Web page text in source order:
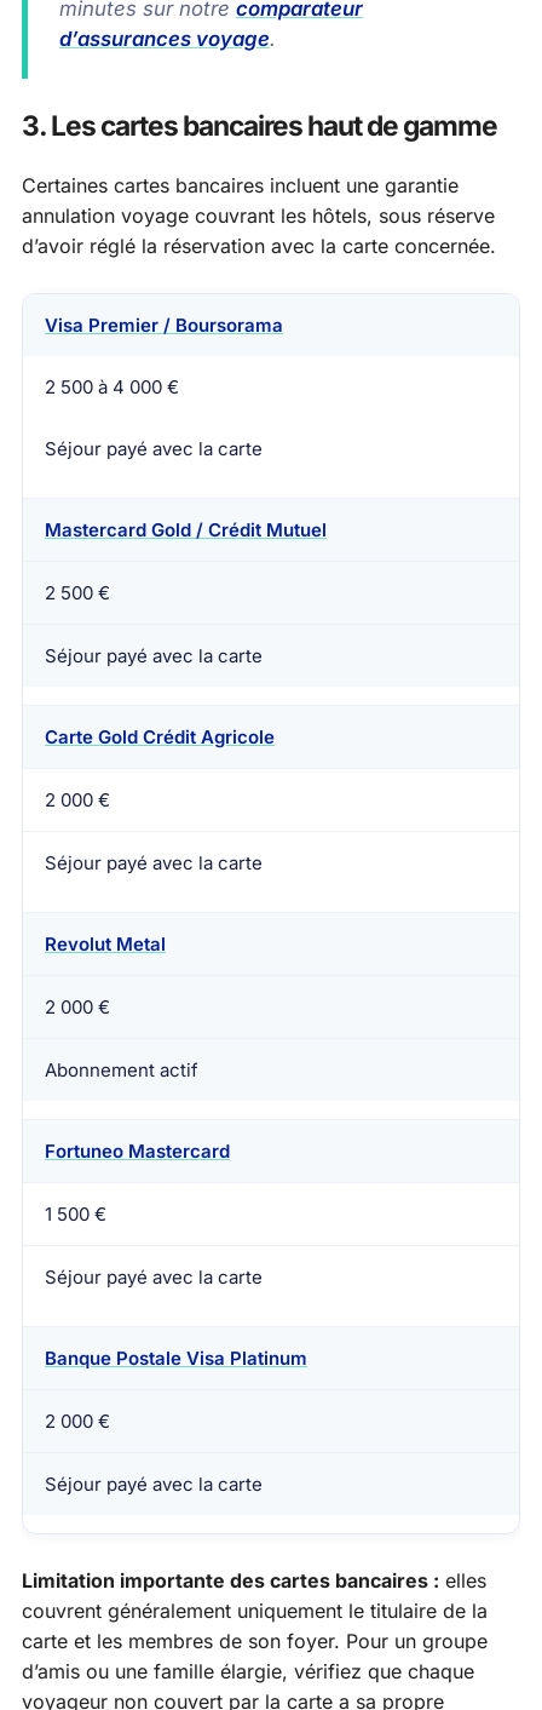
minutes sur notre comparateur
d’assurances voyage.
3. Les cartes bancaires haut de gamme
Certaines cartes bancaires incluent une garantie
annulation voyage couvrant les hôtels, sous réserve
d’avoir réglé la réservation avec la carte concernée.
Carte Plafond annulation hôtel
Visa Premier / Boursorama
2 500 à 4 000 €
Séjour payé avec la carte
Mastercard Gold / Crédit Mutuel
2 500 €
Séjour payé avec la carte
Carte Gold Crédit Agricole
2 000 €
Séjour payé avec la carte
Revolut Metal
2 000 €
Abonnement actif
Fortuneo Mastercard
1 500 €
Séjour payé avec la carte
Banque Postale Visa Platinum
2 000 €
Séjour payé avec la carte
Limitation importante des cartes bancaires : elles
couvrent généralement uniquement le titulaire de la
carte et les membres de son foyer. Pour un groupe
d’amis ou une famille élargie, vérifiez que chaque
voyageur non couvert par la carte a sa propre